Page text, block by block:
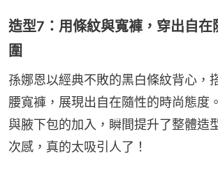
造型7：用條紋與寬褲，穿出自在
圍
孫娜恩以經典不敗的黑白條紋背心，
腰寬褲，展現出自在隨性的時尚態度
與腋下包的加入，瞬間提升了整體造
次感，真的太吸引人了！